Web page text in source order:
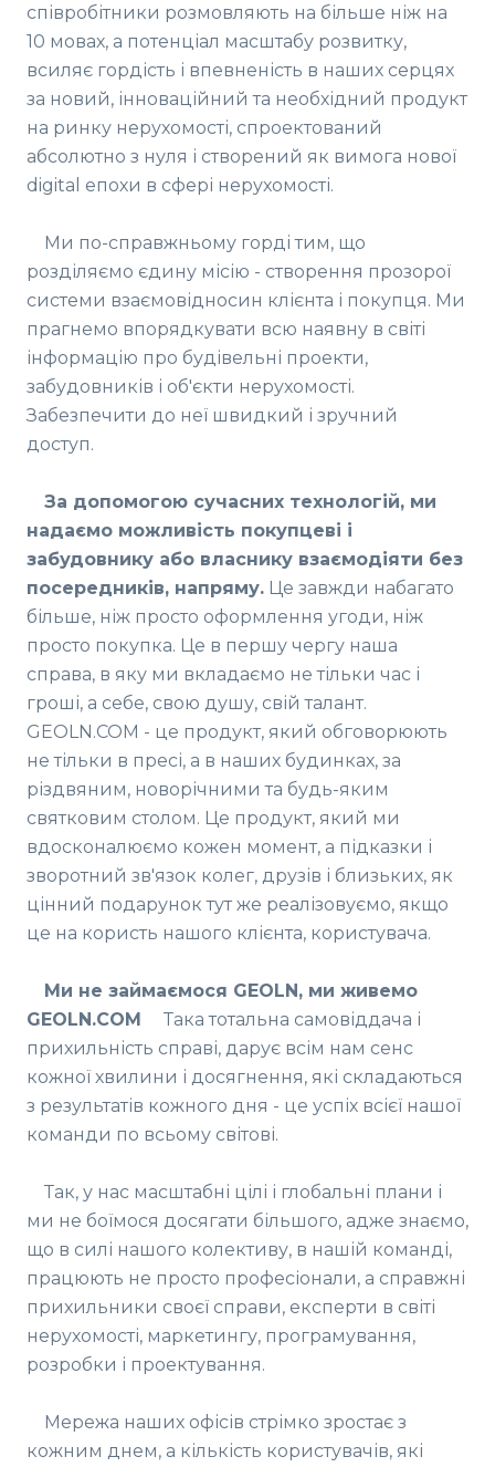
співробітники розмовляють на більше ніж на
10 мовах, а потенціал масштабу розвитку,
всиляє гордість і впевненість в наших серцях
за новий, інноваційний та необхідний продукт
на ринку нерухомості, спроектований
абсолютно з нуля і створений як вимога нової
digital епохи в сфері нерухомості.
Ми по-справжньому горді тим, що
розділяємо єдину місію - створення прозорої
системи взаємовідносин клієнта і покупця. Ми
прагнемо впорядкувати всю наявну в світі
інформацію про будівельні проекти,
забудовників і об'єкти нерухомості.
Забезпечити до неї швидкий і зручний
доступ.
За допомогою сучасних технологій, ми
надаємо можливість покупцеві і
забудовнику або власнику взаємодіяти без
посередників, напряму. Це завжди набагато
більше, ніж просто оформлення угоди, ніж
просто покупка. Це в першу чергу наша
справа, в яку ми вкладаємо не тільки час і
гроші, а себе, свою душу, свій талант.
GEOLN.COM - це продукт, який обговорюють
не тільки в пресі, а в наших будинках, за
різдвяним, новорічними та будь-яким
святковим столом. Це продукт, який ми
вдосконалюємо кожен момент, а підказки і
зворотний зв'язок колег, друзів і близьких, як
цінний подарунок тут же реалізовуємо, якщо
це на користь нашого клієнта, користувача.
Ми не займаємося GEOLN, ми живемо
GEOLN.COM Така тотальна самовіддача і
прихильність справі, дарує всім нам сенс
кожної хвилини і досягнення, які складаються
з результатів кожного дня - це успіх всієї нашої
команди по всьому світові.
Так, у нас масштабні цілі і глобальні плани і
ми не боїмося досягати більшого, адже знаємо,
що в силі нашого колективу, в нашій команді,
працюють не просто професіонали, а справжні
прихильники своєї справи, експерти в світі
нерухомості, маркетингу, програмування,
розробки і проектування.
Мережа наших офісів стрімко зростає з
кожним днем, а кількість користувачів, які